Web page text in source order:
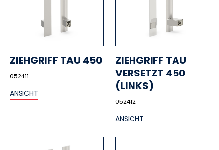
ZIEHGRIFF TAU 450
052411
ANSICHT
ZIEHGRIFF TAU
VERSETZT 450
(LINKS)
052412
ANSICHT